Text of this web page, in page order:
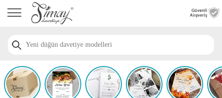
Anasayfa
Davetiye
Nişan
Davetiye
Modelleri